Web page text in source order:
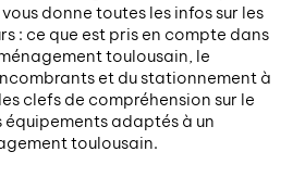
donne toutes les infos sur les
: ce que est pris en compte dans
toulousain, le
et du stationnement à
clefs de compréhension sur le
adaptés à un
toulousain.